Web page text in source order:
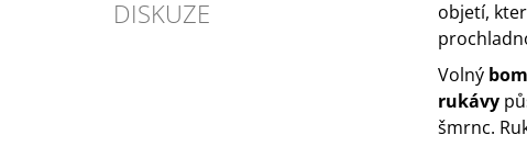
DISKUZE
objetí,
Volný
rukávy
šmrnc.